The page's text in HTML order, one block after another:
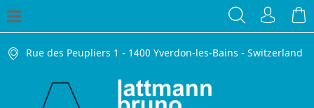
Rue des Peupliers 1 - 1400 Yverdon-les-Bains - Switzerland